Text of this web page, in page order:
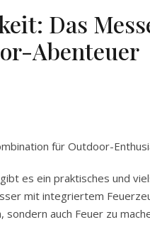
Das
Abenteuer
für Outdoor-
es ein praktisches und
mit integriertem
sondern auch Feuer zu